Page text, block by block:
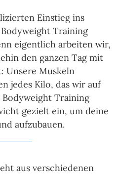
Einstieg ins
Training
eigentlich arbeiten wir,
den ganzen Tag mit
Unsere Muskeln
jedes Kilo, das wir auf
Bodyweight Training
gezielt ein, um deine
aufzubauen.
aus verschiedenen